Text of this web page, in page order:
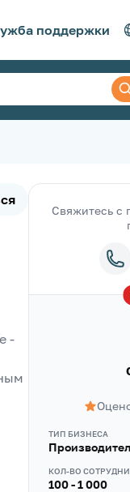
поддержки
-
Свяжитесь с
ТИП БИЗНЕСА
КОЛ-ВО
100 - 1 000